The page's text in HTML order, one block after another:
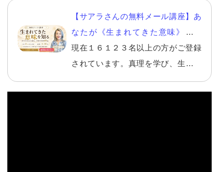
【サアラさんの無料メール講座】あ
なたが《生まれてきた意味》を知
り、自分らしい幸せを生きる。
現在１６１２３名以上の方がご登録
されています。真理を学び、生きて